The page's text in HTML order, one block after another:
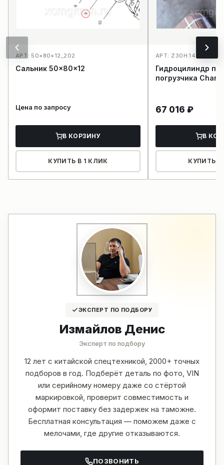
АРТ: 50×80×12_202
Сальник 50×80×12
Цена по запросу
В КОРЗИНУ
КУПИТЬ В 1 КЛИК
АРТ: Z30H.14.1_195
Гидроцилиндр
погрузчика
67 016 ₽
В
КУПИТЬ В
ЭКСПЕРТ ПО ПОДБОРУ
Измайлов Денис
Эксперт по подбору
12 лет с китайской спецтехникой, 2000+ точных
подборов в год. Подберёт деталь по фото, VIN
или серийному номеру даже со стёртой
маркировкой, проверит совместимость и
оформит поставку без задержек на таможне.
Бесплатная консультация — поможем даже с
мелочами, где другие отказываются.
ПОЗВОНИТЬ